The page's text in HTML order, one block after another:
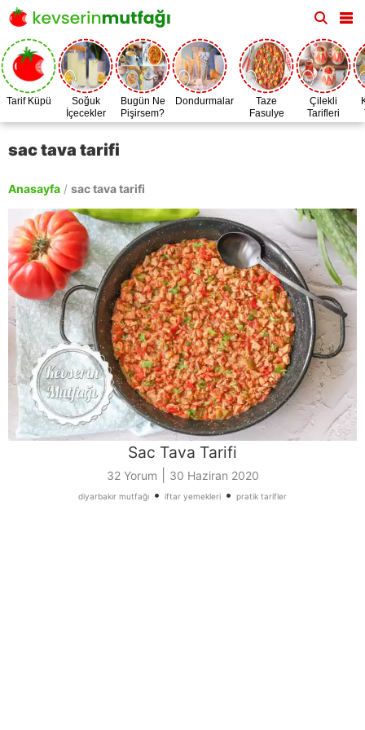
Tarif Küpü
Soğuk
İçecekler
Bugün Ne
Pişirsem?
Dondurmalar
Taze
Fasulye
Zamanı
Çilekli
Tarifleri
sac tava tarifi
Anasayfa / sac tava tarifi
Sac Tava Tarifi
32 Yorum 30 Haziran 2020
diyarbakır mutfağı • iftar yemekleri • pratik tarifler